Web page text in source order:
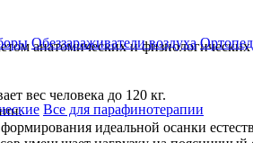
Обеззараживатели воздуха
Все для парафинотерапии
анатомических и
вес человека до 120 кг.
идеальной осанки